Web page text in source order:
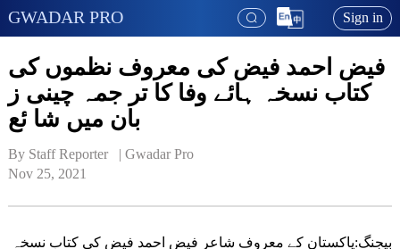
GWADAR PRO Sign in
فیض احمد فیض کی معروف نظموں کی
کتاب نسخہ ہائے وفا کا تر جمہ چینی ز
بان میں شا ئع
By Staff Reporter   | Gwadar Pro
Nov 25, 2021
بیجنگ:پاکستان کے معروف شاعر فیض احمد فیض کی کتاب نسخہ